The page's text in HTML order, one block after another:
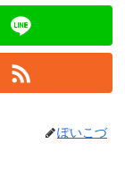
ぽいこづ